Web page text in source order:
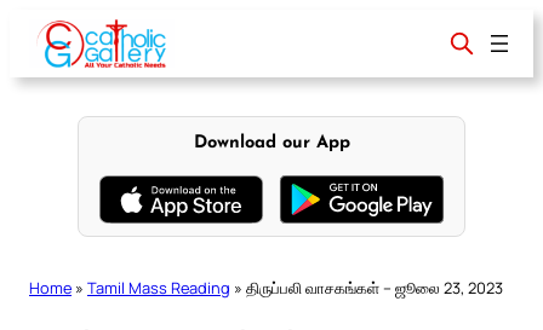
content
Download our App
Home » Tamil Mass Reading » திருப்பலி வாசகங்கள் – ஜூலை 23, 2023